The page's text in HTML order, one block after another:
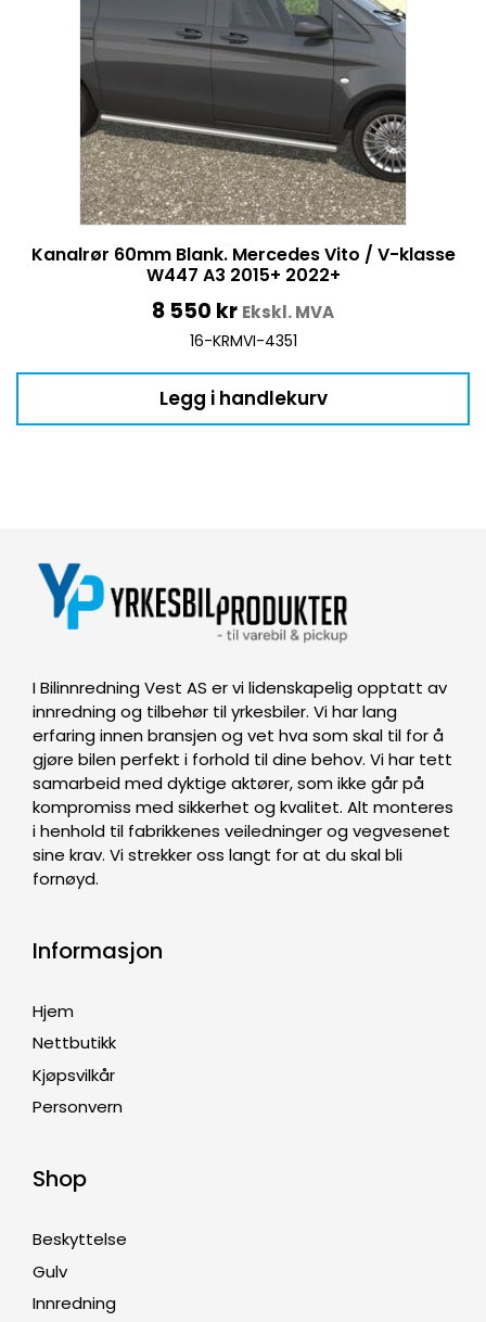
Kanalrør 60mm Blank. Mercedes Vito / V-klasse
W447 A3 2015+ 2022+
8 550 kr Ekskl. MVA
16-KRMVI-4351
Legg i handlekurv
I Bilinnredning Vest AS er vi lidenskapelig opptatt av
innredning og tilbehør til yrkesbiler. Vi har lang
erfaring innen bransjen og vet hva som skal til for å
gjøre bilen perfekt i forhold til dine behov. Vi har tett
samarbeid med dyktige aktører, som ikke går på
kompromiss med sikkerhet og kvalitet. Alt monteres
i henhold til fabrikkenes veiledninger og vegvesenet
sine krav. Vi strekker oss langt for at du skal bli
fornøyd.
Informasjon
Hjem
Nettbutikk
Kjøpsvilkår
Personvern
Shop
Beskyttelse
Gulv
Innredning